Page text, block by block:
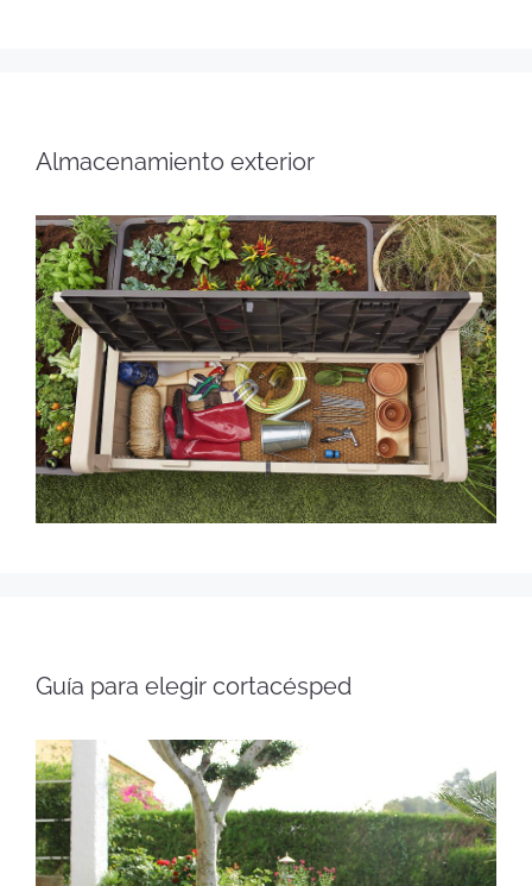
Almacenamiento exterior
Guía para elegir cortacésped